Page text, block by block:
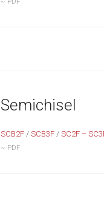
Semichisel
SCB2F / SCB3F / SC2F –
~ PDF